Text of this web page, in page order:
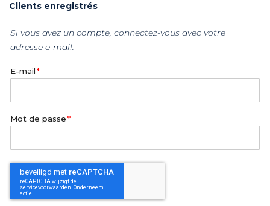
Clients enregistrés
Si vous avez un compte, connectez-vous avec votre
adresse e-mail.
E-mail
Mot de passe